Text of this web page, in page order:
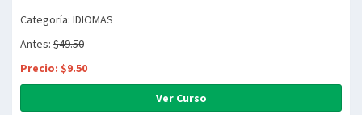
Categoría: IDIOMAS
Antes: $49.50
Precio: $9.50
Ver Curso